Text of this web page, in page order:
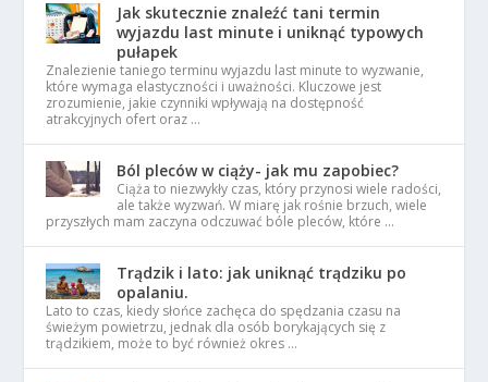
Jak skutecznie znaleźć tani termin
wyjazdu last minute i uniknąć typowych
pułapek
Znalezienie taniego terminu wyjazdu last minute to wyzwanie,
które wymaga elastyczności i uważności. Kluczowe jest
zrozumienie, jakie czynniki wpływają na dostępność
atrakcyjnych ofert oraz …
Ból pleców w ciąży- jak mu zapobiec?
Ciąża to niezwykły czas, który przynosi wiele radości,
ale także wyzwań. W miarę jak rośnie brzuch, wiele
przyszłych mam zaczyna odczuwać bóle pleców, które …
Trądzik i lato: jak uniknąć trądziku po
opalaniu.
Lato to czas, kiedy słońce zachęca do spędzania czasu na
świeżym powietrzu, jednak dla osób borykających się z
trądzikiem, może to być również okres …